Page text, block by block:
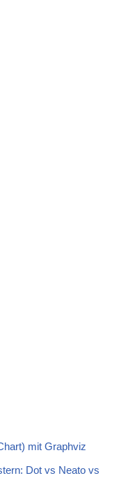
mit Graphviz
Dot vs Neato vs